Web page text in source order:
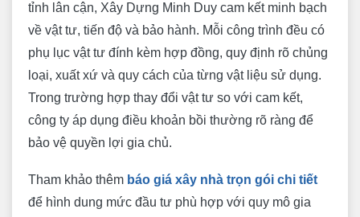
tỉnh lân cận, Xây Dựng Minh Duy cam kết minh bạch
về vật tư, tiến độ và bảo hành. Mỗi công trình đều có
phụ lục vật tư đính kèm hợp đồng, quy định rõ chủng
loại, xuất xứ và quy cách của từng vật liệu sử dụng.
Trong trường hợp thay đổi vật tư so với cam kết,
công ty áp dụng điều khoản bồi thường rõ ràng để
bảo vệ quyền lợi gia chủ.
Tham khảo thêm báo giá xây nhà trọn gói chi tiết
để hình dung mức đầu tư phù hợp với quy mô gia